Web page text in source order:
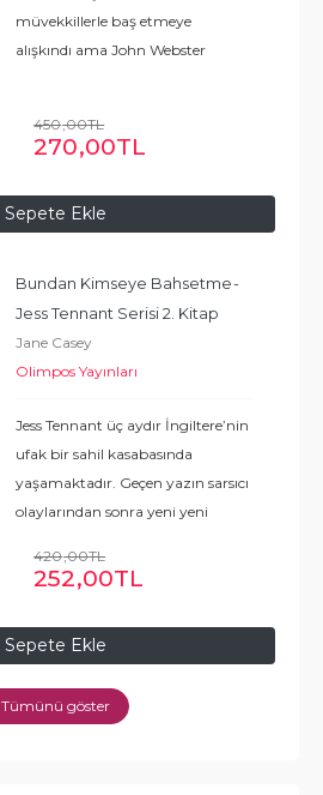
Sepete Ekle
müvekkillerle baş etmeye
alışkındı ama John Webster
Webster’ı savunduktan sonra
...Devamı
450,00TL
270,00TL
Sepete Ekle
Bundan Kimseye Bahsetme-
Jess Tennant Serisi 2. Kitap
Jane Casey
Olimpos Yayınları
Jess Tennant üç aydır İngiltere’nin
ufak bir sahil kasabasında
yaşamaktadır. Geçen yazın sarsıcı
olaylarından sonra yeni yeni
Cadılar Bayramı’nda gece yarısı
ölüme terk...Devamı
420,00TL
252,00TL
Tümünü göster